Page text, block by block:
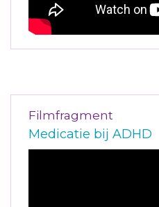
Filmfragment
Medicatie bij ADHD